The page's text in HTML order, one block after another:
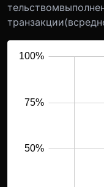
тельством
транзакции(в